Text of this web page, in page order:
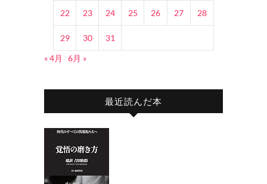
22 23 24 25 26 27 28
29 30
31
« 4月
6月 »
最近読んだ本